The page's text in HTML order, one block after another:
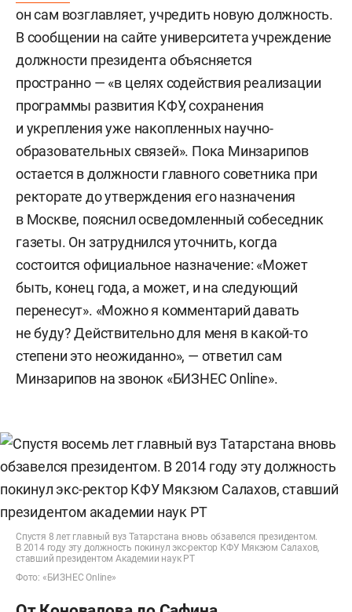
он сам возглавляет, учредить новую должность.
В сообщении на сайте университета учреждение
должности президента объясняется
пространно — «в целях содействия реализации
программы развития КФУ, сохранения
и укрепления уже накопленных научно-
образовательных связей». Пока Минзарипов
остается в должности главного советника при
ректорате до утверждения его назначения
в Москве, пояснил осведомленный собеседник
газеты. Он затруднился уточнить, когда
состоится официальное назначение: «Может
быть, конец года, а может, и на следующий
перенесут». «Можно я комментарий давать
не буду? Действительно для меня в какой-то
степени это неожиданно», — ответил сам
Минзарипов на звонок «БИЗНЕС Online».
Спустя 8 лет главный вуз Татарстана вновь обзавелся президентом.
В 2014 году эту должность покинул экс-ректор КФУ Мякзюм Салахов,
ставший президентом Академии наук РТ
Фото: «БИЗНЕС Online»